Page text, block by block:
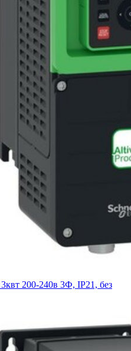
200-240в 3Ф, IP21, без